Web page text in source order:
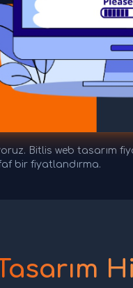
Bitlis web tasarım
bir fiyatlandırma.